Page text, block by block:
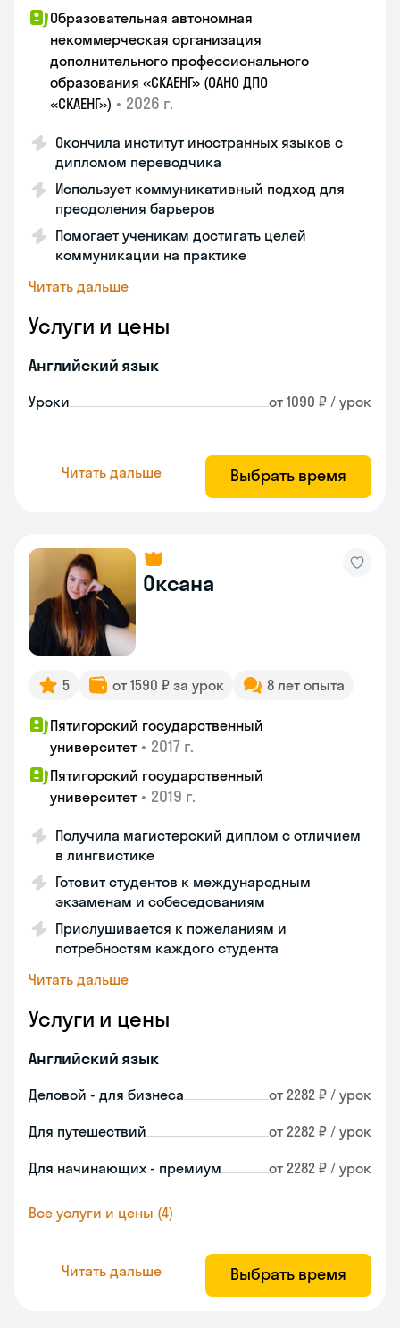
Образовательная автономная
некоммерческая организация
дополнительного профессионального
образования «СКАЕНГ» (ОАНО ДПО
«СКАЕНГ») • 2026 г.
Окончила институт иностранных языков с
дипломом переводчика
Использует коммуникативный подход для
преодоления барьеров
Помогает ученикам достигать целей
коммуникации на практике
Читать дальше
Услуги и цены
Английский язык
Уроки от 1090 ₽ / урок
Читать дальше Выбрать время
Оксана
5 от 1590 ₽ за урок 8 лет опыта
Пятигорский государственный
университет • 2017 г.
Пятигорский государственный
университет • 2019 г.
Получила магистерский диплом с отличием
в лингвистике
Готовит студентов к международным
экзаменам и собеседованиям
Прислушивается к пожеланиям и
потребностям каждого студента
Читать дальше
Услуги и цены
Английский язык
Деловой - для бизнеса от 2282 ₽ / урок
Для путешествий от 2282 ₽ / урок
Для начинающих - премиум от 2282 ₽ / урок
Все услуги и цены (4)
Читать дальше Выбрать время